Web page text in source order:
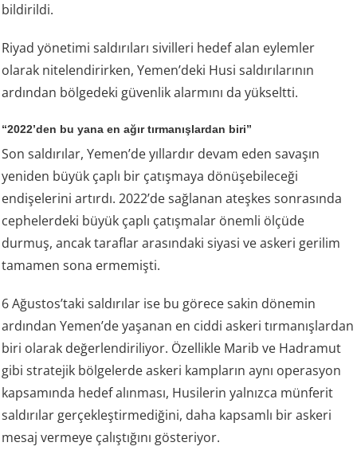
bildirildi.
Riyad yönetimi saldırıları sivilleri hedef alan eylemler
olarak nitelendirirken, Yemen’deki Husi saldırılarının
ardından bölgedeki güvenlik alarmını da yükseltti.
“2022’den bu yana en ağır tırmanışlardan biri”
Son saldırılar, Yemen’de yıllardır devam eden savaşın
yeniden büyük çaplı bir çatışmaya dönüşebileceği
endişelerini artırdı. 2022’de sağlanan ateşkes sonrasında
cephelerdeki büyük çaplı çatışmalar önemli ölçüde
durmuş, ancak taraflar arasındaki siyasi ve askeri gerilim
tamamen sona ermemişti.
6 Ağustos’taki saldırılar ise bu görece sakin dönemin
ardından Yemen’de yaşanan en ciddi askeri tırmanışlardan
biri olarak değerlendiriliyor. Özellikle Marib ve Hadramut
gibi stratejik bölgelerde askeri kampların aynı operasyon
kapsamında hedef alınması, Husilerin yalnızca münferit
saldırılar gerçekleştirmediğini, daha kapsamlı bir askeri
mesaj vermeye çalıştığını gösteriyor.